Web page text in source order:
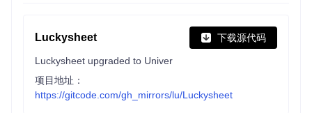
Luckysheet 下载源代码
Luckysheet upgraded to Univer
项目地址：
https://gitcode.com/gh_mirrors/lu/Luckysheet